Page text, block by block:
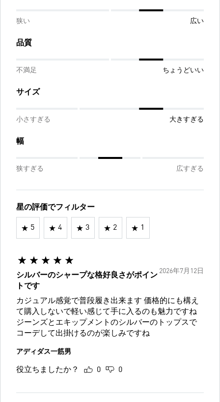
狭い 広い
品質
不満足 ちょうどいい
サイズ
小さすぎる 大きすぎる
幅
狭すぎる 広すぎる
星の評価でフィルター
5 4 3 2 1
2026年7月12日
シルバーのシャープな格好良さがポイン
トです
カジュアル感覚で普段履き出来ます 価格的にも構え
て購入しないで軽い感じて手に入るのも魅力ですね
ジーンズとエキップメントのシルバーのトップスで
コーデして出掛けるのが楽しみですね
アディダス一筋男
役立ちましたか？ 0 0